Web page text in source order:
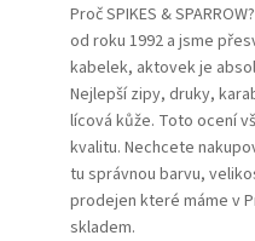
Proč SPIKES &
od roku 1992 a jsme
kabelek, aktovek je
Nejlepší zipy, druky,
lícová kůže. Toto ocení
kvalitu. Nechcete
tu správnou barvu,
prodejen které máme v
skladem.